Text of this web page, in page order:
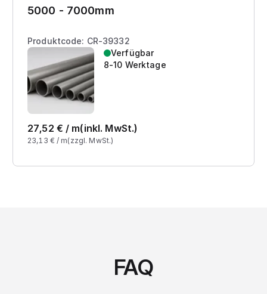
5000 - 7000mm
Produktcode: CR-39332
Verfügbar
8-10 Werktage
27,52 € / m(inkl. MwSt.)
23,13 € / m(zzgl. MwSt.)
FAQ